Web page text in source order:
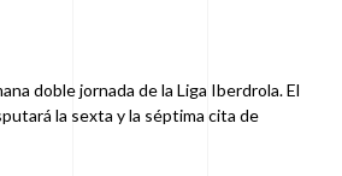
doble jornada de la Liga Iberdrola. El
la sexta y la séptima cita de